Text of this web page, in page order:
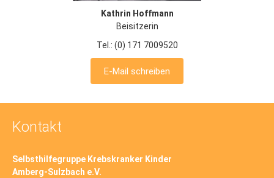
Kathrin Hoffmann
Beisitzerin
Tel.: (0) 171 7009520
E-Mail schreiben
Kontakt
Selbsthilfegruppe Krebskranker Kinder
Amberg-Sulzbach e.V.